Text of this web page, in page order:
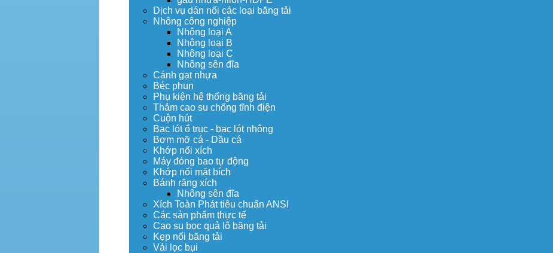
Dịch vụ dán nối các loại băng tải
Nhông công nghiệp
Nhông loại A
Nhông loại B
Nhông loại C
Nhông sên đĩa
Cánh gạt nhựa
Béc phun
Phụ kiện hệ thống băng tải
Thảm cao su chống tĩnh điện
Cuộn hút
Bạc lót ổ trục - bạc lót nhông
Bơm mỡ cá - Dầu cá
Khớp nối xích
Máy đóng bao tự động
Khớp nối mặt bích
Bánh răng xích
Nhông sên đĩa
Xích Toàn Phát tiêu chuẩn ANSI
Các sản phẩm thực tế
Cao su bọc quả lô băng tải
Kẹp nối băng tải
Vải lọc bụi